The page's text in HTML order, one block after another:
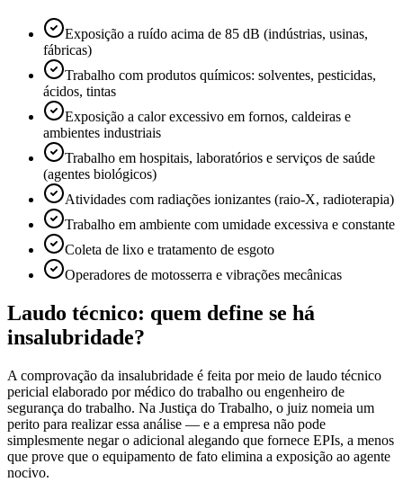
Exposição a ruído acima de 85 dB (indústrias, usinas,
fábricas)
Trabalho com produtos químicos: solventes, pesticidas,
ácidos, tintas
Exposição a calor excessivo em fornos, caldeiras e
ambientes industriais
Trabalho em hospitais, laboratórios e serviços de saúde
(agentes biológicos)
Atividades com radiações ionizantes (raio-X, radioterapia)
Trabalho em ambiente com umidade excessiva e constante
Coleta de lixo e tratamento de esgoto
Operadores de motosserra e vibrações mecânicas
Laudo técnico: quem define se há
insalubridade?
A comprovação da insalubridade é feita por meio de laudo técnico
pericial elaborado por médico do trabalho ou engenheiro de
segurança do trabalho. Na Justiça do Trabalho, o juiz nomeia um
perito para realizar essa análise — e a empresa não pode
simplesmente negar o adicional alegando que fornece EPIs, a menos
que prove que o equipamento de fato elimina a exposição ao agente
nocivo.